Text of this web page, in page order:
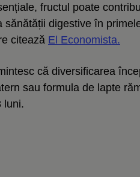
fructul poate
sănătății digestive în
citează El Economista.
că diversificarea
sau formula de lapte
luni.